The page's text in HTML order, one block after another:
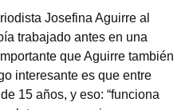
Josefina Aguirre al
trabajado antes en una
que Aguirre también
interesante es que entre
15 años, y eso: “funciona